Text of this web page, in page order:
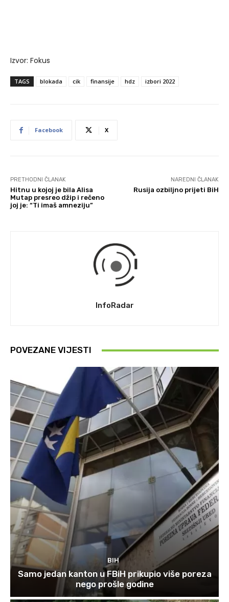
Izvor: Fokus
TAGS blokada cik finansije hdz izbori 2022
Facebook X
PRETHODNI ČLANAK
Hitnu u kojoj je bila Alisa
Mutap presreo džip i rečeno
joj je: “Ti imaš amneziju”
NAREDNI ČLANAK
Rusija ozbiljno prijeti BiH
InfoRadar
POVEZANE VIJESTI
BIH
Samo jedan kanton u FBiH prikupio više poreza
nego prošle godine